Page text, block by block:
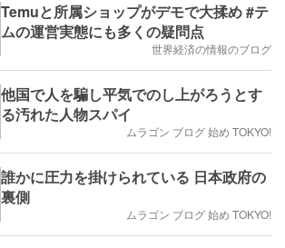
Temuと所属ショップがデモで大揉め #テ
ムの運営実態にも多くの疑問点
世界経済の情報のブログ
他国で人を騙し平気でのし上がろうとす
る汚れた人物スパイ
ムラゴン ブログ 始め TOKYO!
誰かに圧力を掛けられている 日本政府の
裏側
ムラゴン ブログ 始め TOKYO!